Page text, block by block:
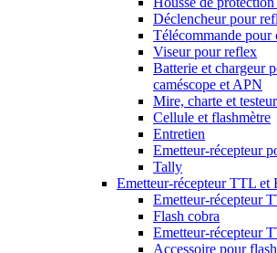
Déclencheur pour
Télécommande pour
Viseur pour reflex
Batterie et chargeur
caméscope et APN
Mire, charte et testeur
Cellule et flashmètre
Entretien
Emetteur-récepteur
Tally
Emetteur-récepteur TTL et
Emetteur-récepteur
Flash cobra
Emetteur-récepteur
Accessoire pour